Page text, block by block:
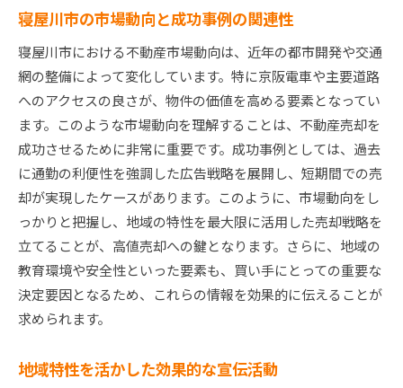
不動産売却で寝屋川市を選ぶ理由とその利点を徹底
解説
寝屋川市が不動産売却に適している理由
地域特性を活かした売却のメリット
寝屋川市での売却成功率の高さの要因
地域密着型の不動産売却が持つ利点とは
寝屋川市の不動産市場の魅力を知る
売却における地域のブランド力の影響
寝屋川市の不動産売却で知っておくべき市場動向と
戦略
寝屋川市不動産市場の現状とその分析
売却を成功に導くための市場動向の把握
最新の市場データを基にした戦略策定
寝屋川市の市場動向と成功事例の関連性
寝屋川市における不動産市場動向は、近年の都市開発や交通
網の整備によって変化しています。特に京阪電車や主要道路
へのアクセスの良さが、物件の価値を高める要素となってい
ます。このような市場動向を理解することは、不動産売却を
成功させるために非常に重要です。成功事例としては、過去
に通勤の利便性を強調した広告戦略を展開し、短期間での売
却が実現したケースがあります。このように、市場動向をし
っかりと把握し、地域の特性を最大限に活用した売却戦略を
立てることが、高値売却への鍵となります。さらに、地域の
教育環境や安全性といった要素も、買い手にとっての重要な
決定要因となるため、これらの情報を効果的に伝えることが
求められます。
地域特性を活かした効果的な宣伝活動